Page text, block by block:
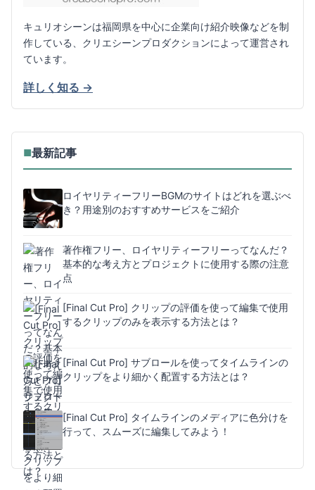
キュリオシーンは福岡県を中心に企業向け紹介映像などを制
作している、クリエシーンプロダクションによって運営され
ています。
詳しく知る →
■最新記事
ロイヤリティーフリーBGMのサイトはどれを選ぶべ
き？用途別のおすすめサービスをご紹介
著作権フリー、ロイヤリティーフリーってなんだ？
基本的な考え方とプロジェクトに使用する際の注意
点
[Final Cut Pro] クリップの評価を使って編集で使用
するクリップのみを表示する方法とは？
[Final Cut Pro] サブロールを使ってタイムラインの
クリップをより細かく配置する方法とは？
[Final Cut Pro] タイムラインのメディアに色分けを
行って、スムーズに編集してみよう！